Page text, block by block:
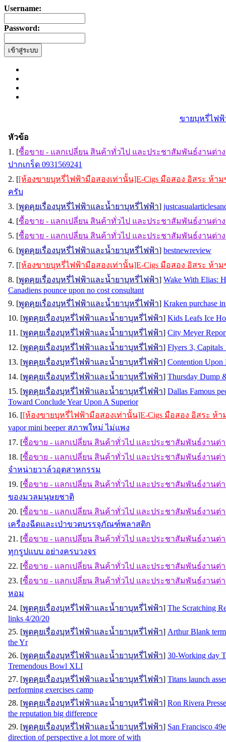
Username:
Password:
ขายบุหรี่ไฟฟ้
หัวข้อ
1. [ซื้อขาย - แลกเปลี่ยน สินค้าทั่วไป และประชาสัมพันธ์งานต่า
ปากเกร็ด 0931569241
2. [[ห้องขายบุหรี่ไฟฟ้ามือสองเท่านั้น]E-Cigs มือสอง อิสระ ห้า
ครับ
3. [พูดคุยเรื่องบุหรี่ไฟฟ้าและน้ำยาบุหรี่ไฟฟ้า]
4. [ซื้อขาย - แลกเปลี่ยน สินค้าทั่วไป และประชาสัมพันธ์งานต่า
5. [ซื้อขาย - แลกเปลี่ยน สินค้าทั่วไป และประชาสัมพันธ์งานต่า
6. [พูดคุยเรื่องบุหรี่ไฟฟ้าและน้ำยาบุหรี่ไฟฟ้า] bestnewreview
7. [[ห้องขายบุหรี่ไฟฟ้ามือสองเท่านั้น]E-Cigs มือสอง อิสระ ห้า
8. [พูดคุยเรื่องบุหรี่ไฟฟ้าและน้ำยาบุหรี่ไฟฟ้า] Wake With Elias:
Canadiens pounce upon no cost consultant
9. [พูดคุยเรื่องบุหรี่ไฟฟ้าและน้ำยาบุหรี่ไฟฟ้า] Kraken purchase
10. [พูดคุยเรื่องบุหรี่ไฟฟ้าและน้ำยาบุหรี่ไฟฟ้า] Kids Leafs Ice
11. [พูดคุยเรื่องบุหรี่ไฟฟ้าและน้ำยาบุหรี่ไฟฟ้า] City Meyer
12. [พูดคุยเรื่องบุหรี่ไฟฟ้าและน้ำยาบุหรี่ไฟฟ้า] Flyers 3, Capitals
13. [พูดคุยเรื่องบุหรี่ไฟฟ้าและน้ำยาบุหรี่ไฟฟ้า] Contention Upon
14. [พูดคุยเรื่องบุหรี่ไฟฟ้าและน้ำยาบุหรี่ไฟฟ้า] Thursday Dump
15. [พูดคุยเรื่องบุหรี่ไฟฟ้าและน้ำยาบุหรี่ไฟฟ้า] Dallas Famous
Toward Conclude Year Upon A Superior
16. [[ห้องขายบุหรี่ไฟฟ้ามือสองเท่านั้น]E-Cigs มือสอง อิสระ ห้
vapor mini beeper สภาพใหม่ ไม่แพง
17. [ซื้อขาย - แลกเปลี่ยน สินค้าทั่วไป และประชาสัมพันธ์งานต่า
18. [ซื้อขาย - แลกเปลี่ยน สินค้าทั่วไป และประชาสัมพันธ์งานต่า
จำหน่ายวาล์วอุตสาหกรรม
19. [ซื้อขาย - แลกเปลี่ยน สินค้าทั่วไป และประชาสัมพันธ์งานต่า
ของมวลมนุษยชาติ
20. [ซื้อขาย - แลกเปลี่ยน สินค้าทั่วไป และประชาสัมพันธ์งานต่า
เครื่องฉีดและเป่าขวดบรรจุภัณฑ์พลาสติก
21. [ซื้อขาย - แลกเปลี่ยน สินค้าทั่วไป และประชาสัมพันธ์งานต่า
ทุกรูปแบบ อย่างครบวงจร
22. [ซื้อขาย - แลกเปลี่ยน สินค้าทั่วไป และประชาสัมพันธ์งานต่า
23. [ซื้อขาย - แลกเปลี่ยน สินค้าทั่วไป และประชาสัมพันธ์งานต่า
หอม
24. [พูดคุยเรื่องบุหรี่ไฟฟ้าและน้ำยาบุหรี่ไฟฟ้า] The Scratching
links 4/20/20
25. [พูดคุยเรื่องบุหรี่ไฟฟ้าและน้ำยาบุหรี่ไฟฟ้า] Arthur Blank
the Yr
26. [พูดคุยเรื่องบุหรี่ไฟฟ้าและน้ำยาบุหรี่ไฟฟ้า] 30-Working day
Tremendous Bowl XLI
27. [พูดคุยเรื่องบุหรี่ไฟฟ้าและน้ำยาบุหรี่ไฟฟ้า] Titans launch
performing exercises camp
28. [พูดคุยเรื่องบุหรี่ไฟฟ้าและน้ำยาบุหรี่ไฟฟ้า] Ron Rivera
the reputation big difference
29. [พูดคุยเรื่องบุหรี่ไฟฟ้าและน้ำยาบุหรี่ไฟฟ้า] San Francisco
direction of perspective a lot more of with